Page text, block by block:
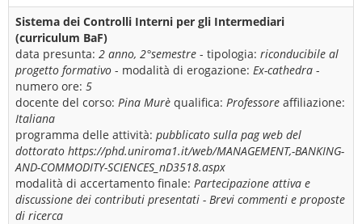
Sistema dei Controlli Interni per gli Intermediari
(curriculum BaF)
data presunta: 2 anno, 2°semestre - tipologia: riconducibile al
progetto formativo - modalità di erogazione: Ex-cathedra -
numero ore: 5
docente del corso: Pina Murè qualifica: Professore affiliazione:
Italiana
programma delle attività: pubblicato sulla pag web del
dottorato https://phd.uniroma1.it/web/MANAGEMENT,-BANKING-
AND-COMMODITY-SCIENCES_nD3518.aspx
modalità di accertamento finale: Partecipazione attiva e
discussione dei contributi presentati - Brevi commenti e proposte
di ricerca